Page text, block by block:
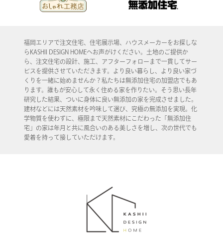
福岡エリアで注文住宅、住宅展示場、ハウスメーカーをお探しな
らKASHII DESIGN HOMEへお声がけください。土地のご提供か
ら、注文住宅の設計、施工、アフターフォローまで一貫してサー
ビスを提供させていただきます。より良い暮らし、より良い家づ
くりを一緒に始めませんか？私たちは無添加住宅の加盟店でもあ
ります。誰もが安心して永く住める家を作りたい。そう思い長年
研究した結果、ついに身体に良い無添加の家を完成させました。
建材などには天然素材を吟味して選び、究極の無添加を実現。化
学物質を使わずに、極限まで天然素材にこだわった「無添加住
宅」の家は年月と共に風合いのある美しさを増し、次の世代でも
愛着を持って接していただけます。